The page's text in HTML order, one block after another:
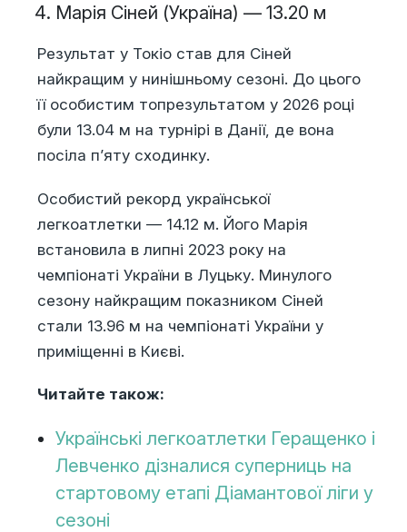
Марія Сіней (Україна) — 13.20 м
Результат у Токіо став для Сіней
найкращим у нинішньому сезоні. До цього
її особистим топрезультатом у 2026 році
були 13.04 м на турнірі в Данії, де вона
посіла п’яту сходинку.
Особистий рекорд української
легкоатлетки — 14.12 м. Його Марія
встановила в липні 2023 року на
чемпіонаті України в Луцьку. Минулого
сезону найкращим показником Сіней
стали 13.96 м на чемпіонаті України у
приміщенні в Києві.
Читайте також:
Українські легкоатлетки Геращенко і
Левченко дізналися суперниць на
стартовому етапі Діамантової ліги у
сезоні